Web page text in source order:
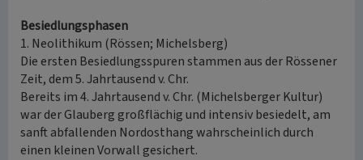
Besiedlungsphasen
1. Neolithikum (Rössen; Michelsberg)
Die ersten Besiedlungsspuren stammen aus der Rössener
Zeit, dem 5. Jahrtausend v. Chr.
Bereits im 4. Jahrtausend v. Chr. (Michelsberger Kultur)
war der Glauberg großflächig und intensiv besiedelt, am
sanft abfallenden Nordosthang wahrscheinlich durch
einen kleinen Vorwall gesichert.